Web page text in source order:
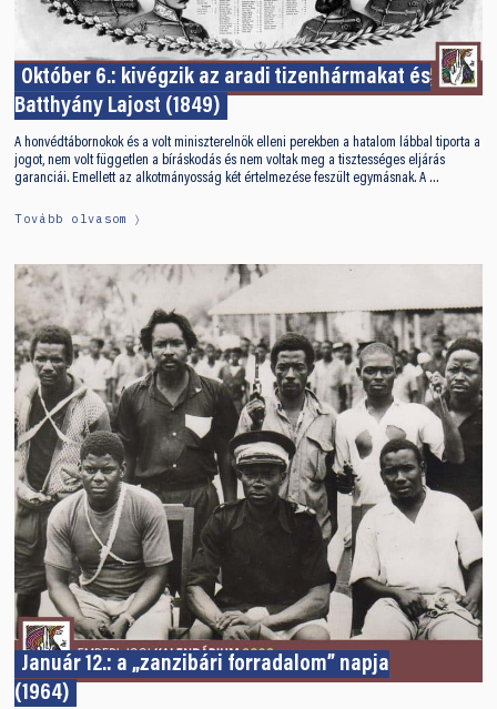
Október 6.: kivégzik az aradi tizenhármakat és
Batthyány Lajost (1849)
A honvédtábornokok és a volt miniszterelnök elleni perekben a hatalom lábbal tiporta a
jogot, nem volt független a bíráskodás és nem voltak meg a tisztességes eljárás
garanciái. Emellett az alkotmányosság két értelmezése feszült egymásnak. A …
Tovább olvasom
Január 12.: a „zanzibári forradalom” napja
(1964)